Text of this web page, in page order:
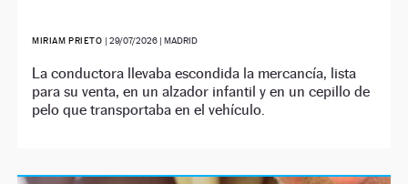
MIRIAM PRIETO | 29/07/2026| MADRID
La conductora llevaba escondida la mercancía, lista
para su venta, en un alzador infantil y en un cepillo de
pelo que transportaba en el vehículo.